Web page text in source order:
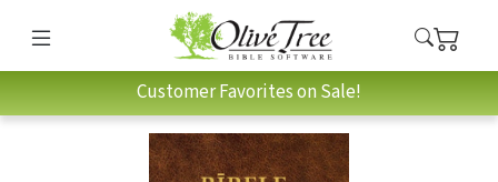
Customer Favorites on Sale!